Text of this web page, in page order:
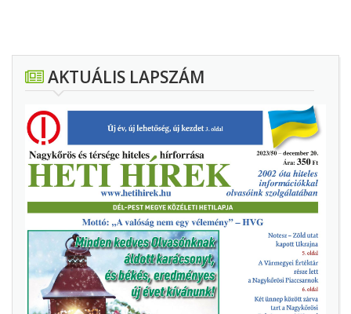
AKTUÁLIS LAPSZÁM